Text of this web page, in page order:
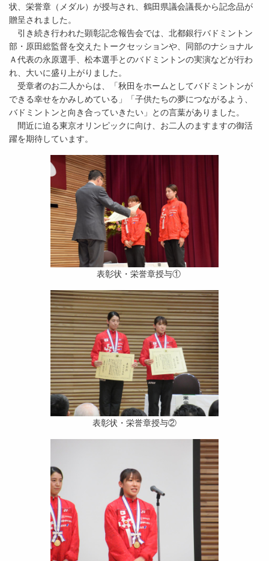
状、栄誉章（メダル）が授与され、鶴田県議会議長から記念品が
贈呈されました。
引き続き行われた顕彰記念報告会では、北都銀行バドミントン
部・原田総監督を交えたトークセッションや、同部のナショナル
Ａ代表の永原選手、松本選手とのバドミントンの実演などが行わ
れ、大いに盛り上がりました。
受章者のお二人からは、「秋田をホームとしてバドミントンが
できる幸せをかみしめている」「子供たちの夢につながるよう、
バドミントンと向き合っていきたい」との言葉がありました。
間近に迫る東京オリンピックに向け、お二人のますますの御活
躍を期待しています。
表彰状・栄誉章授与①
表彰状・栄誉章授与②